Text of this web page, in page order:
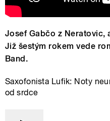
Josef Gabčo z Neratovic,
Již šestým rokem vede
Band.
Saxofonista Lufik: Noty
od srdce